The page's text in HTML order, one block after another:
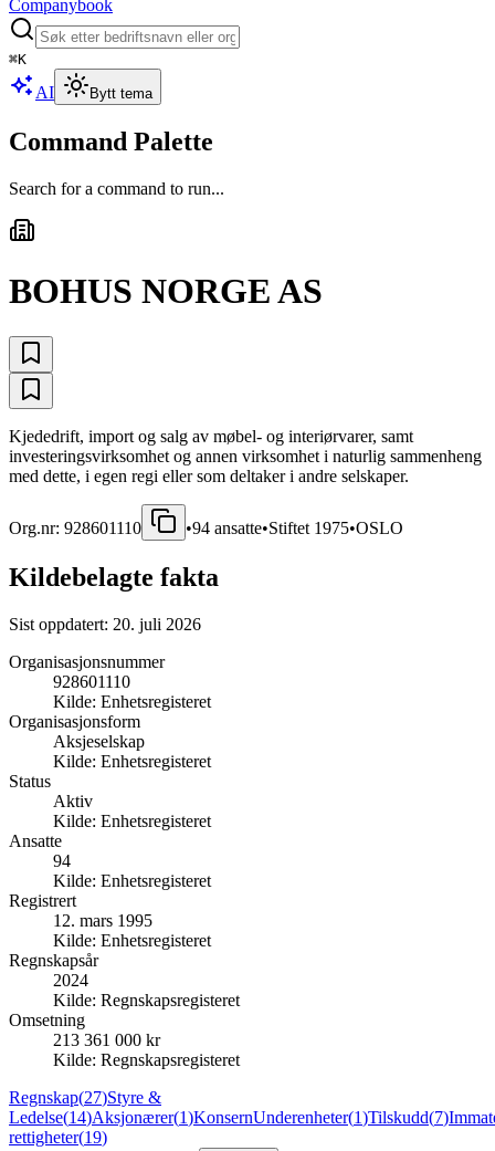
Companybook
⌘K
AI Bytt tema
Command Palette
Search for a command to run...
BOHUS NORGE AS
Kjededrift, import og salg av møbel- og interiørvarer, samt
investeringsvirksomhet og annen virksomhet i naturlig sammenheng
med dette, i egen regi eller som deltaker i andre selskaper.
Org.nr: 928601110 •94 ansatte•Stiftet 1975•OSLO
Kildebelagte fakta
Sist oppdatert: 20. juli 2026
Organisasjonsnummer
928601110
Kilde: Enhetsregisteret
Organisasjonsform
Aksjeselskap
Kilde: Enhetsregisteret
Status
Aktiv
Kilde: Enhetsregisteret
Ansatte
94
Kilde: Enhetsregisteret
Registrert
12. mars 1995
Kilde: Enhetsregisteret
Regnskapsår
2024
Kilde: Regnskapsregisteret
Omsetning
213 361 000 kr
Kilde: Regnskapsregisteret
Regnskap(27)Styre &
Ledelse(14)Aksjonærer(1)KonsernUnderenheter(1)Tilskudd(7)
rettigheter(19)